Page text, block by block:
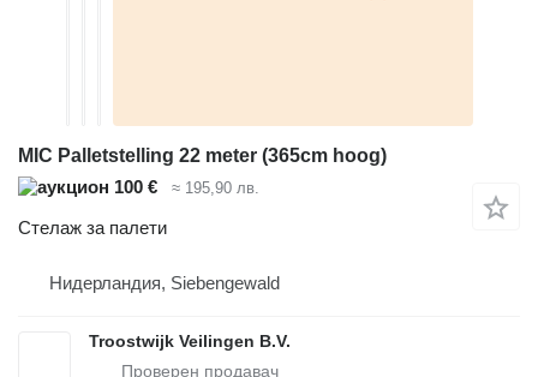
MIC Palletstelling 22 meter (365cm hoog)
100 €
≈ 195,90 лв.
Стелаж за палети
Нидерландия, Siebengewald
Troostwijk Veilingen B.V.